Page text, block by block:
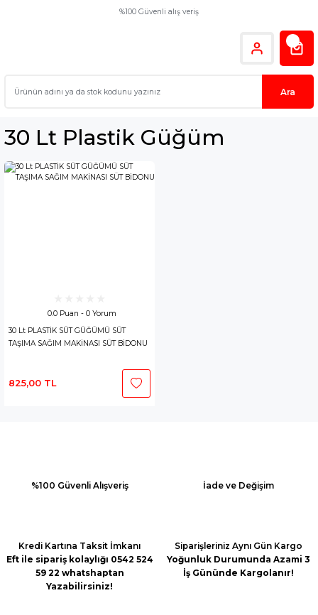
%100 Güvenli alış veriş
Ara
30 Lt Plastik Güğüm
0.0 Puan - 0 Yorum
30 Lt PLASTİK SÜT GÜĞÜMÜ SÜT
TAŞIMA SAĞIM MAKİNASI SÜT BİDONU
825,00 TL
%100 Güvenli Alışveriş İade ve Değişim
Kredi Kartına Taksit İmkanı
Eft ile sipariş kolaylığı 0542 524
59 22 whatshaptan
Yazabilirsiniz!
Siparişleriniz Aynı Gün Kargo
Yoğunluk Durumunda Azami 3
İş Gününde Kargolanır!